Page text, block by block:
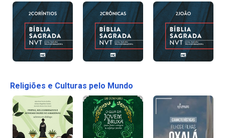
Religiões e Culturas pelo Mundo